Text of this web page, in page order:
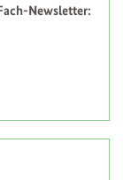
Newsletter: